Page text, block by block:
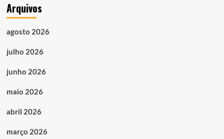
Arquivos
agosto 2026
julho 2026
junho 2026
maio 2026
abril 2026
março 2026